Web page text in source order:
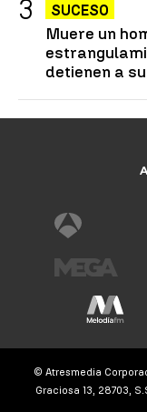
SUCESO
Muere un
detienen a
© Atresmedia
Graciosa 13, 28703,